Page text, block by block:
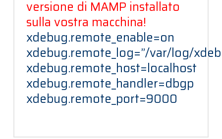
versione di MAMP installato
sulla vostra macchina!
xdebug.remote_enable=on
xdebug.remote_log=”/var/log/
xdebug.remote_host=localhost
xdebug.remote_handler=dbgp
xdebug.remote_port=9000